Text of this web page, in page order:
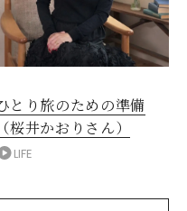
とり旅のための準備
（桜井かおりさん）
LIFE